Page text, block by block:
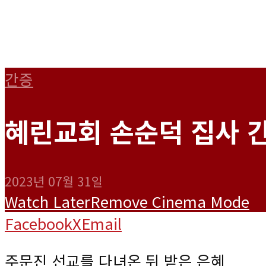
간증
혜린교회 손순덕 집사
2023년 07월 31일
Watch LaterRemove Cinema Mode
FacebookXEmail
주문진 선교를 다녀온 뒤 받은 은혜